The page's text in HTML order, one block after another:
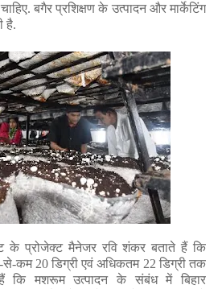
बगैर प्रशिक्षण के उत्पादन और मार्केटिंग
है.
प्रोजेक्ट मैनेजर रवि शंकर बताते हैं कि
से-कम 20डिग्री एवं अधिकतम 22 डिग्री तक
कि मशरूम उत्पादन के संबंध में बिहार